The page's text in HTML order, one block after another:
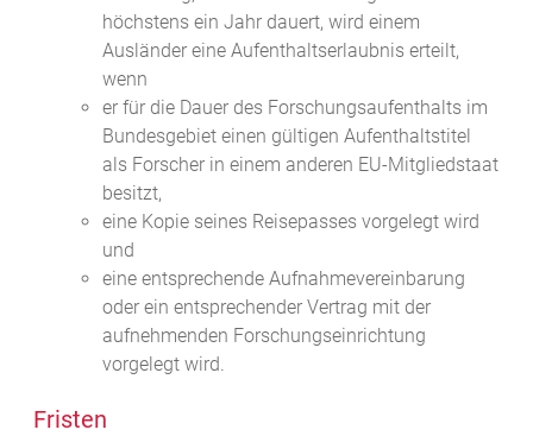
höchstens ein Jahr dauert, wird einem
Ausländer eine Aufenthaltserlaubnis erteilt,
wenn
er für die Dauer des Forschungsaufenthalts im
Bundesgebiet einen gültigen Aufenthaltstitel
als Forscher in einem anderen EU-Mitgliedstaat
besitzt,
eine Kopie seines Reisepasses vorgelegt wird
und
eine entsprechende Aufnahmevereinbarung
oder ein entsprechender Vertrag mit der
aufnehmenden Forschungseinrichtung
vorgelegt wird.
Fristen